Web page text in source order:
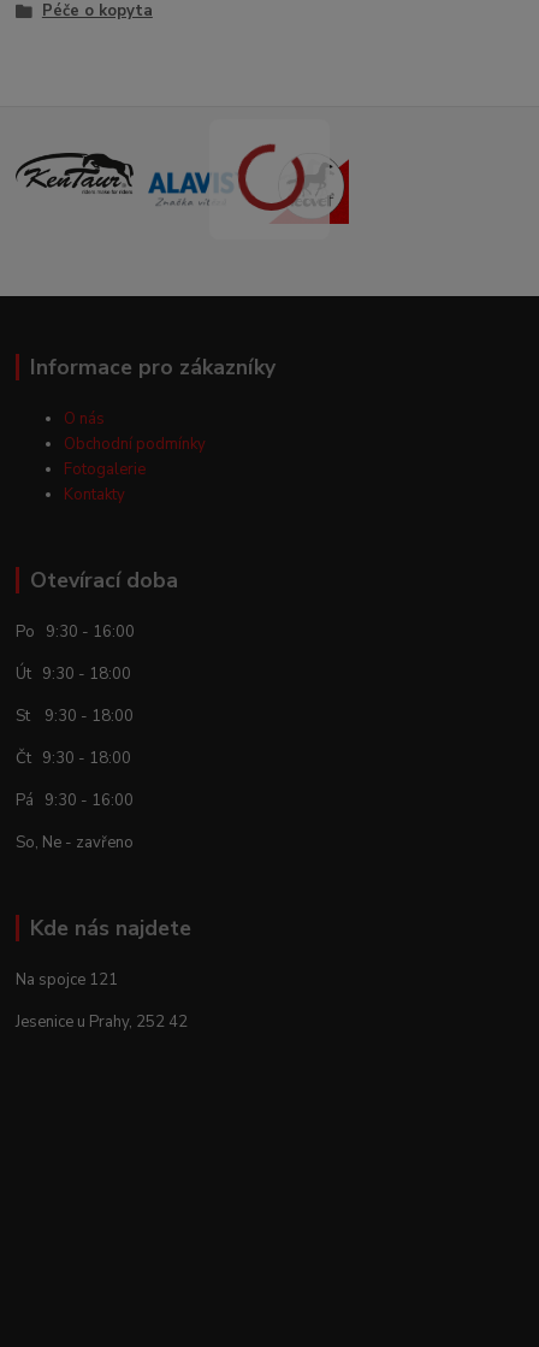
Péče o kopyta
Informace pro zákazníky
O nás
Obchodní podmínky
Fotogalerie
Kontakty
Otevírací doba
Po 9:30 - 16:00
Út 9:30 - 18:00
St 9:30 - 18:00
Čt 9:30 - 18:00
Pá 9:30 - 16:00
So, Ne - zavřeno
Kde nás najdete
Na spojce 121
Jesenice u Prahy, 252 42